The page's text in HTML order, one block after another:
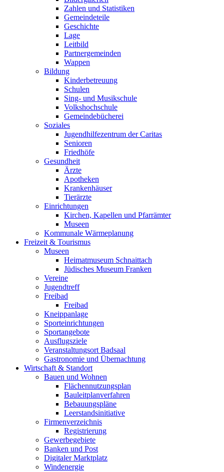
Zahlen und Statistiken
Gemeindeteile
Geschichte
Lage
Leitbild
Partnergemeinden
Wappen
Bildung
Kinderbetreuung
Schulen
Sing- und Musikschule
Volkshochschule
Gemeindebücherei
Soziales
Jugendhilfezentrum der Caritas
Senioren
Friedhöfe
Gesundheit
Ärzte
Apotheken
Krankenhäuser
Tierärzte
Einrichtungen
Kirchen, Kapellen und Pfarrämter
Museen
Kommunale Wärmeplanung
Freizeit & Tourismus
Museen
Heimatmuseum Schnaittach
Jüdisches Museum Franken
Vereine
Jugendtreff
Freibad
Freibad
Kneippanlage
Sporteinrichtungen
Sportangebote
Ausflugsziele
Veranstaltungsort Badsaal
Gastronomie und Übernachtung
Wirtschaft & Standort
Bauen und Wohnen
Flächennutzungsplan
Bauleitplanverfahren
Bebauungspläne
Leerstandsinitiative
Firmenverzeichnis
Registrierung
Gewerbegebiete
Banken und Post
Digitaler Marktplatz
Windenergie